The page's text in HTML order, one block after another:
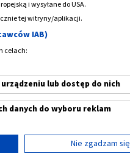
chorób
dodatkowo
nienowotworowych
definicją,lekarz
chłonnego na poziomie
i wysyłane do USA.
tej witryny/aplikacji.
IAB)
celach:
lub dostęp do nich
danych do wyboru reklam
reklam
Nie zgadzam się